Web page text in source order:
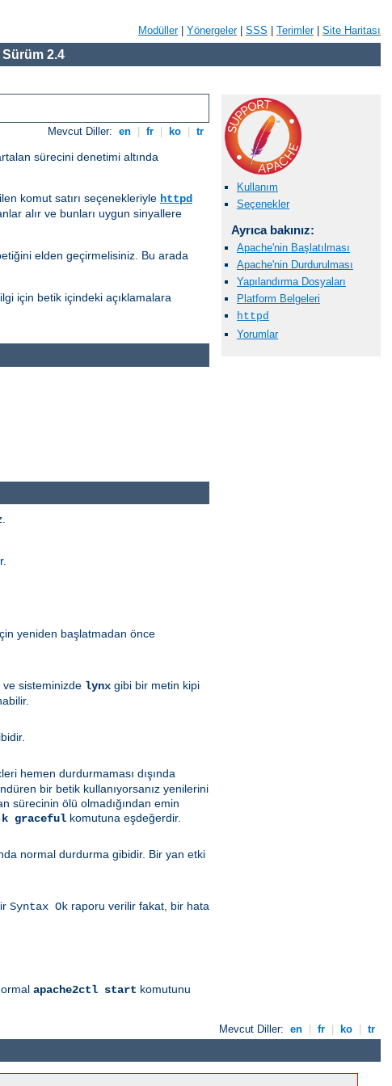
Modüller| Yönergeler| SSS Terimler| Site Haritası
2.4
Mevcut Diller: en fr ko tr
sürecini denetimi altında
komut satırı seçenekleriyle httpd
alır ve bunları uygun sinyallere
elden geçirmelisiniz. Bu arada
için betik içindeki açıklamalara
Kullanım
Seçenekler
Ayrıca bakınız:
Apache'nin Başlatılması
Apache'nin Durdurulması
Yapılandırma Dosyaları
Platform Belgeleri
httpd
Yorumlar
yeniden başlatmadan önce
ve sisteminizde lynx gibi bir metin kipi
hemen durdurmaması dışında
bir betik kullanıyorsanız yenilerini
sürecinin ölü olmadığından emin
graceful komutuna eşdeğerdir.
normal durdurma gibidir. Bir yan etki
Syntax Ok raporu verilir fakat, bir hata
apache2ctl start komutunu
Mevcut Diller: en fr ko tr